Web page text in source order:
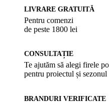
LIVRARE GRATUITĂ
Pentru comenzi
de peste 1800 lei
CONSULTAȚIE
Te ajutăm să alegi firele
pentru proiectul și sezonul
BRANDURI VERIFICATE